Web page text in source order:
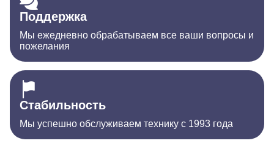
Поддержка
Мы ежедневно обрабатываем все ваши вопросы и
пожелания
Стабильность
Мы успешно обслуживаем технику с 1993 года